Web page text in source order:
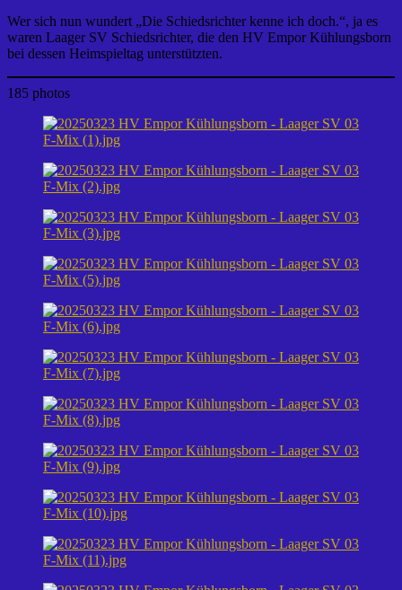
Wer sich nun wundert „Die Schiedsrichter kenne ich doch.“, ja es
waren Laager SV Schiedsrichter, die den HV Empor Kühlungsborn
bei dessen Heimspieltag unterstützten.
185 photos